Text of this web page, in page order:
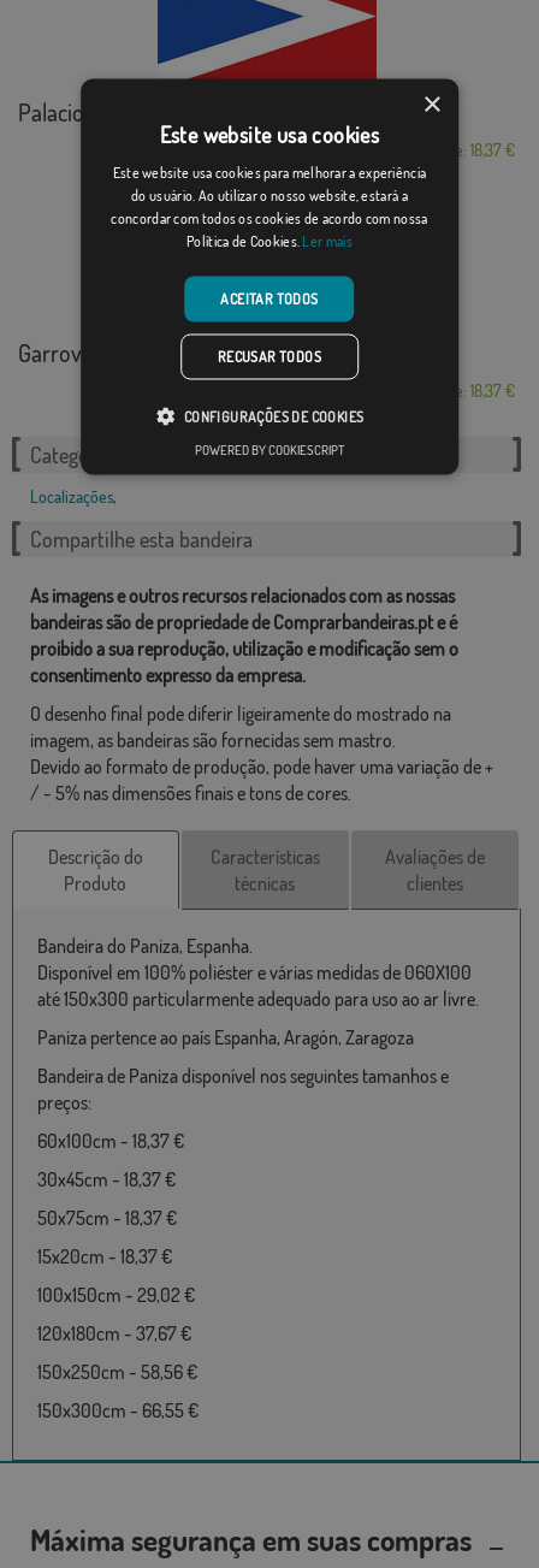
Palacios del Sil
Desde: 18,37 €
Garrovillas de Alc...
Desde: 18,37 €
Categorias relacionadas:
Localizações,
Compartilhe esta bandeira
As imagens e outros recursos relacionados com as nossas
bandeiras são de propriedade de Comprarbandeiras.pt e é
proibido a sua reprodução, utilização e modificação sem o
consentimento expresso da empresa.
O desenho final pode diferir ligeiramente do mostrado na
imagem, as bandeiras são fornecidas sem mastro.
Devido ao formato de produção, pode haver uma variação de +
/ - 5% nas dimensões finais e tons de cores.
Descrição do
Produto
Características
técnicas
Avaliações de
clientes
Bandeira do Paniza, Espanha.
Disponível em 100% poliéster e várias medidas de 060X100
até 150x300 particularmente adequado para uso ao ar livre.
Paniza pertence ao país Espanha, Aragón, Zaragoza
Bandeira de Paniza disponível nos seguintes tamanhos e
preços:
60x100cm - 18,37 €
30x45cm - 18,37 €
50x75cm - 18,37 €
15x20cm - 18,37 €
100x150cm - 29,02 €
120x180cm - 37,67 €
150x250cm - 58,56 €
150x300cm - 66,55 €
Máxima segurança em suas compras
×
Este website usa cookies
Este website usa cookies para melhorar a experiência
do usuário. Ao utilizar o nosso website, estará a
concordar com todos os cookies de acordo com nossa
Política de Cookies. Ler mais
ACEITAR TODOS
RECUSAR TODOS
CONFIGURAÇÕES DE COOKIES
POWERED BY COOKIESCRIPT